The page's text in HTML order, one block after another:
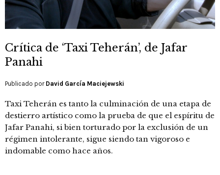
Crítica de ‘Taxi Teherán’, de Jafar
Panahi
Publicado por David García Maciejewski
Taxi Teherán es tanto la culminación de una etapa de
destierro artístico como la prueba de que el espíritu de
Jafar Panahi, si bien torturado por la exclusión de un
régimen intolerante, sigue siendo tan vigoroso e
indomable como hace años.